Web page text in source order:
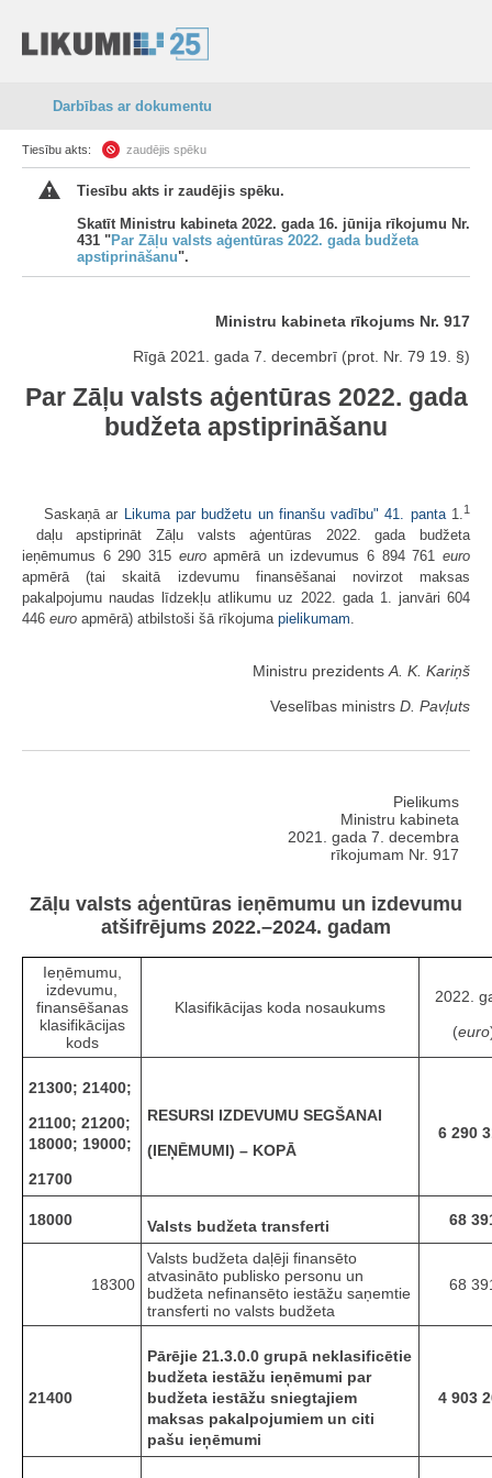
Darbības ar dokumentu
Tiesību akts: zaudējis spēku
Tiesību akts ir zaudējis spēku.
Skatīt Ministru kabineta 2022. gada 16. jūnija rīkojumu Nr.
431 "Par Zāļu valsts aģentūras 2022. gada budžeta
apstiprināšanu".
Ministru kabineta rīkojums Nr. 917
Rīgā 2021. gada 7. decembrī (prot. Nr. 79 19. §)
Par Zāļu valsts aģentūras 2022. gada
budžeta apstiprināšanu
Saskaņā ar Likuma par budžetu un finanšu vadību" 41. panta1.1
daļu apstiprināt Zāļu valsts aģentūras 2022. gada budžeta
ieņēmumus 6 290 315 euroapmērā un izdevumus 6 894 761euro
apmērā (tai skaitā izdevumu finansēšanai novirzot maksas
pakalpojumu naudas līdzekļu atlikumu uz 2022. gada 1. janvāri 604
446 euro apmērā) atbilstoši šā rīkojuma ​pielikumam.
Ministru prezidents A. K. Kariņš
Veselības ministrs D. Pavļuts
Pielikums
Ministru kabineta
2021. gada 7. decembra
rīkojumam Nr. 917
Zāļu valsts aģentūras ieņēmumu un izdevumu
atšifrējums 2022.–2024. gadam
Ieņēmumu,
izdevumu,
finansēšanas
klasifikācijas
kods
Klasifikācijas koda nosaukums
2022.
(euro
21300; 21400;
21100; 21200;
18000; 19000;
21700
RESURSI IZDEVUMU SEGŠANAI
(IEŅĒMUMI) – KOPĀ
6 290
18000 Valsts budžeta transferti 68
18300
Valsts budžeta daļēji finansēto
atvasināto publisko personu un
budžeta nefinansēto iestāžu saņemtie
transferti no valsts budžeta
68
21400
Pārējie 21.3.0.0 grupā neklasificētie
budžeta iestāžu ieņēmumi par
budžeta iestāžu sniegtajiem
maksas pakalpojumiem un citi
pašu ieņēmumi
4 903